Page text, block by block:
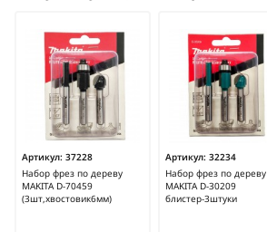
Артикул: 37228
Набор фрез по дереву
MAKITA D-70459
(3шт,хвостовик6мм)
Артикул: 32234
Набор фрез по дереву
MAKITA D-30209
блистер-3штуки